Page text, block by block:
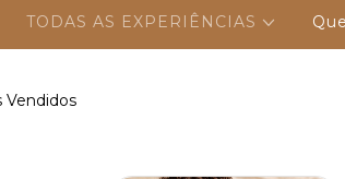
TODAS AS EXPERIÊNCIAS
Vendidos